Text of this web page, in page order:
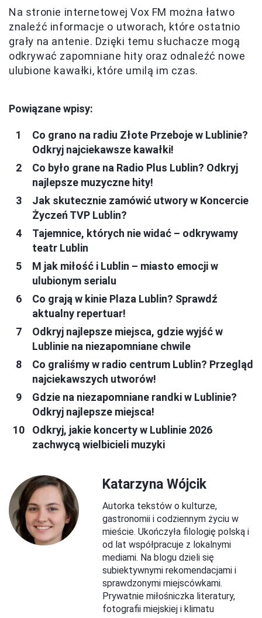
Na stronie internetowej Vox FM można łatwo
znaleźć informacje o utworach, które ostatnio
grały na antenie. Dzięki temu słuchacze mogą
odkrywać zapomniane hity oraz odnaleźć nowe
ulubione kawałki, które umilą im czas.
Powiązane wpisy:
Co grano na radiu Złote Przeboje w Lublinie?
Odkryj najciekawsze kawałki!
Co było grane na Radio Plus Lublin? Odkryj
najlepsze muzyczne hity!
Jak skutecznie zamówić utwory w Koncercie
Życzeń TVP Lublin?
Tajemnice, których nie widać – odkrywamy
teatr Lublin
M jak miłość i Lublin – miasto emocji w
ulubionym serialu
Co grają w kinie Plaza Lublin? Sprawdź
aktualny repertuar!
Odkryj najlepsze miejsca, gdzie wyjść w
Lublinie na niezapomniane chwile
Co graliśmy w radio centrum Lublin? Przegląd
najciekawszych utworów!
Gdzie na niezapomniane randki w Lublinie?
Odkryj najlepsze miejsca!
Odkryj, jakie koncerty w Lublinie 2026
zachwycą wielbicieli muzyki
Katarzyna Wójcik
Autorka tekstów o kulturze,
gastronomii i codziennym życiu w
mieście. Ukończyła filologię polską i
od lat współpracuje z lokalnymi
mediami. Na blogu dzieli się
subiektywnymi rekomendacjami i
sprawdzonymi miejscówkami.
Prywatnie miłośniczka literatury,
fotografii miejskiej i klimatu